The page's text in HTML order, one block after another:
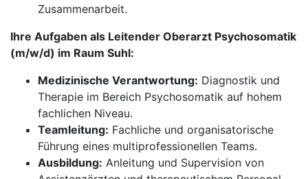
Zusammenarbeit.
Ihre Aufgaben als Leitender Oberarzt Psychosomatik
(m/w/d) im Raum Suhl:
Medizinische Verantwortung: Diagnostik und
Therapie im Bereich Psychosomatik auf hohem
fachlichen Niveau.
Teamleitung: Fachliche und organisatorische
Führung eines multiprofessionellen Teams.
Ausbildung: Anleitung und Supervision von